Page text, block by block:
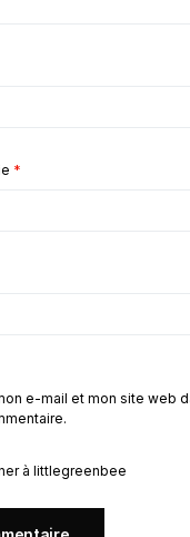
*
e-mail et mon site web
à littlegreenbee